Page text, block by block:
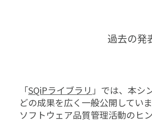
過去の発
「SQiPライブラリ 」では、本シ
どの成果を広く一般公開してい
ソフトウェア品質管理活動のヒ